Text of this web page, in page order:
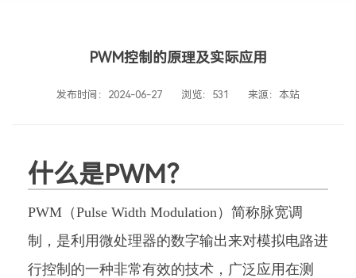
合作伙伴
PWM控制的原理及实际应用
发布时间：2024-06-27 浏览：531 来源：本站
什么是PWM？
PWM（Pulse Width Modulation）简称脉宽调
制，是利用微处理器的数字输出来对模拟电路进
行控制的一种非常有效的技术，广泛应用在测